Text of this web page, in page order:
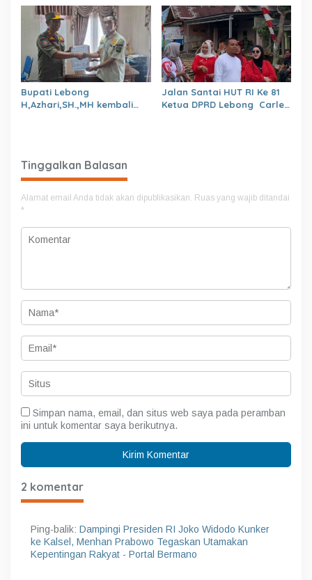
dan Isu Buruk Pelayanan
BKPSDM
Bupati Lebong
H,Azhari,SH.,MH kembali
Jalan Santai HUT RI Ke 81
Ketua DPRD Lebong Carles
Tinggalkan Balasan
Alamat email Anda tidak akan dipublikasikan. Ruas yang wajib ditandai
*
Simpan nama, email, dan situs web saya pada peramban
ini untuk komentar saya berikutnya.
2 komentar
Ping-balik: Dampingi Presiden RI Joko Widodo Kunker
ke Kalsel, Menhan Prabowo Tegaskan Utamakan
Kepentingan Rakyat - Portal Bermano